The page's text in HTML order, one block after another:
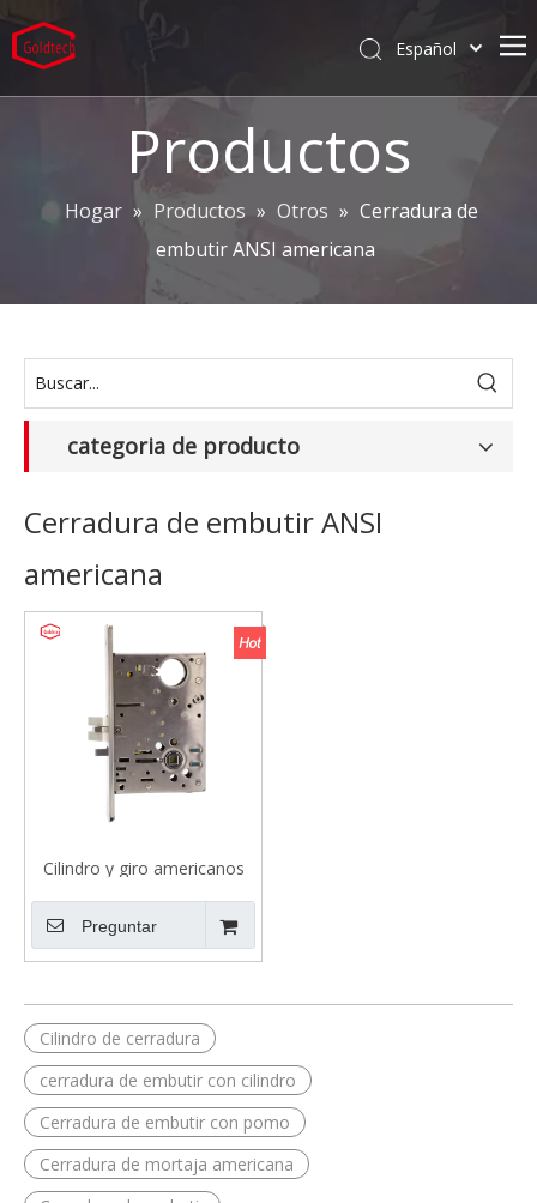
Servicios
Español
Pусский
Deutsch
Productos
Hogar » Productos » Otros » Cerradura de
embutir ANSI americana
categoria de producto
Cerradura de embutir ANSI
americana
Cilindro y giro americanos
del ajuste de Lockset de la
mortaja de Lockset de la
aislamiento del acero
Preguntar
Cilindro de cerradura
cerradura de embutir con cilindro
Cerradura de embutir con pomo
Cerradura de mortaja americana